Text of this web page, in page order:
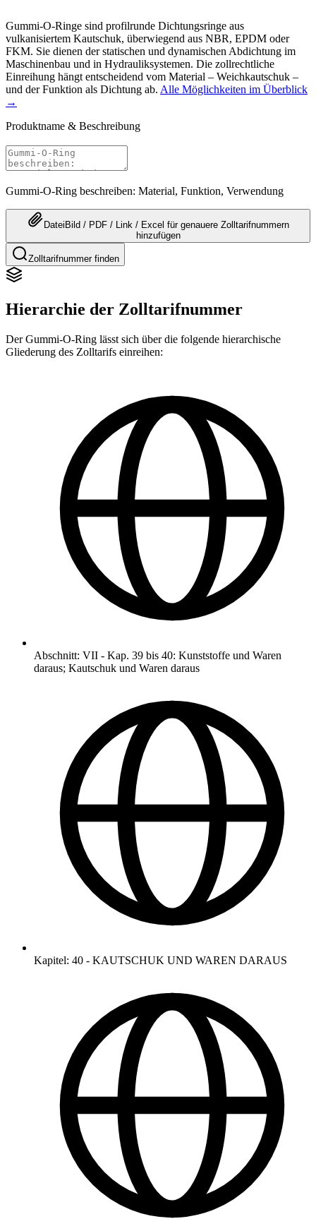
Gummi-O-Ringe sind profilrunde Dichtungsringe aus
vulkanisiertem Kautschuk, überwiegend aus NBR, EPDM oder
FKM. Sie dienen der statischen und dynamischen Abdichtung im
Maschinenbau und in Hydrauliksystemen. Die zollrechtliche
Einreihung hängt entscheidend vom Material – Weichkautschuk –
und der Funktion als Dichtung ab. Alle Möglichkeiten im Überblick
→
Produktname & Beschreibung
Gummi-O-Ring beschreiben: Material, Funktion, Verwendung
Datei Bild / PDF / Link / Excel für genauere Zolltarifnummern
hinzufügen
Zolltarifnummer finden
Hierarchie der Zolltarifnummer
Der Gummi-O-Ring lässt sich über die folgende hierarchische
Gliederung des Zolltarifs einreihen:
Abschnitt: VII - Kap. 39 bis 40: Kunststoffe und Waren
daraus; Kautschuk und Waren daraus
Kapitel: 40 - KAUTSCHUK UND WAREN DARAUS